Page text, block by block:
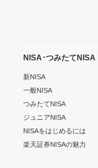
NISA･つみたてNISA
新NISA
一般NISA
つみたてNISA
ジュニアNISA
NISAをはじめるには
楽天証券NISAの魅力